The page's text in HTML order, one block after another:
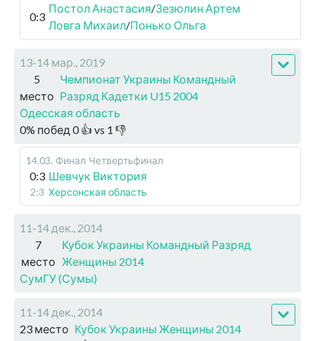
0:3
Постол Анастасия/Зезюлин Артем
Ловга Михаил/Понько Ольга
13-14 мар., 2019
5
место
Чемпионат Украины Командный
Разряд Кадетки U15 2004
Одесская область
0% побед 0👍 vs 1 👎
14.03. Финал Четвертьфинал
0:3 Шевчук Виктория
2:3 Херсонская область
11-14 дек., 2014
7
место
Кубок Украины Командный Разряд
Женщины 2014
СумГУ (Сумы)
11-14 дек., 2014
23 место Кубок Украины Женщины 2014